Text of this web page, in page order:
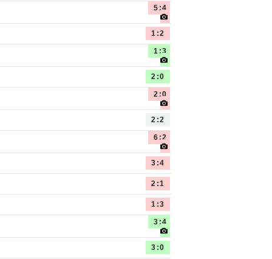
5:4
1:2
1:3
2:0
2:0
2:2
6:2
3:4
2:1
1:3
3:4
3:0